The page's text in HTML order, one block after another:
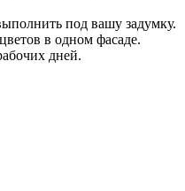
под вашу задумку.
в одном фасаде.
дней.